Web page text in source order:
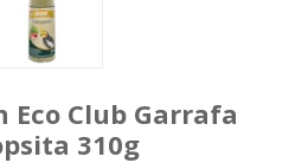
Eco Club Garrafa
310g